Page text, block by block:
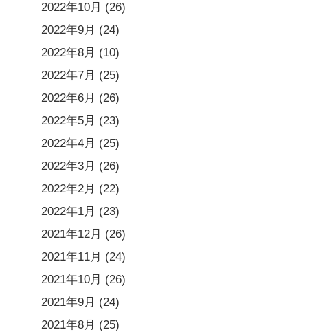
2022年10月 (26)
2022年9月 (24)
2022年8月 (10)
2022年7月 (25)
2022年6月 (26)
2022年5月 (23)
2022年4月 (25)
2022年3月 (26)
2022年2月 (22)
2022年1月 (23)
2021年12月 (26)
2021年11月 (24)
2021年10月 (26)
2021年9月 (24)
2021年8月 (25)